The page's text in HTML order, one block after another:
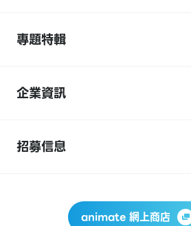
專題特輯
企業資訊
招募信息
animate 網上商店